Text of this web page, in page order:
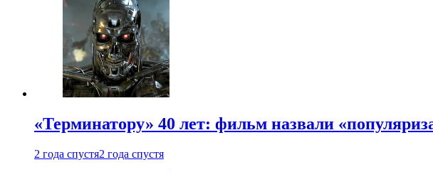
«Терминатору» 40 лет: фильм назвали
2 года спустя2 года спустя